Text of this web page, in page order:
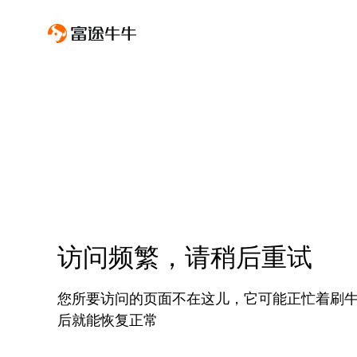
访问频繁，请稍后重试
您所要访问的页面不在这儿，它可能正忙着刷
后就能恢复正常